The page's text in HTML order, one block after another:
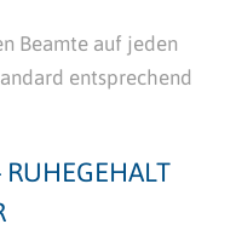
Beamte auf jeden
entsprechend